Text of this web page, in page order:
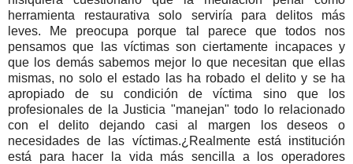
herramienta restaurativa solo serviría para delitos más
leves. Me preocupa porque tal parece que todos nos
pensamos que las víctimas son ciertamente incapaces y
que los demás sabemos mejor lo que necesitan que ellas
mismas, no solo el estado las ha robado el delito y se ha
apropiado de su condición de víctima sino que los
profesionales de la Justicia "manejan" todo lo relacionado
con el delito dejando casi al margen los deseos o
necesidades de las víctimas.¿Realmente está institución
está para hacer la vida más sencilla a los operadores